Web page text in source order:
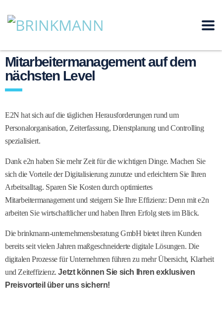
Mitarbeitermanagement auf dem
nächsten Level
E2N hat sich auf die täglichen Herausforderungen rund um
Personalorganisation, Zeiterfassung, Dienstplanung und Controlling
spezialisiert.
Dank e2n haben Sie mehr Zeit für die wichtigen Dinge. Machen Sie
sich die Vorteile der Digitalisierung zunutze und erleichtern Sie Ihren
Arbeitsalltag. Sparen Sie Kosten durch optimiertes
Mitarbeitermanagement und steigern Sie Ihre Effizienz: Denn mit e2n
arbeiten Sie wirtschaftlicher und haben Ihren Erfolg stets im Blick.
Die brinkmann-unternehmensberatung GmbH bietet ihren Kunden
bereits seit vielen Jahren maßgeschneiderte digitale Lösungen. Die
digitalen Prozesse für Unternehmen führen zu mehr Übersicht, Klarheit
und Zeiteffizienz.Jetzt können Sie sich Ihren exklusiven
Preisvorteil über uns sichern!